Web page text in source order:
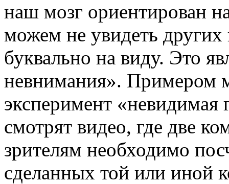
наш мозг ориентирован
можем не увидеть других
буквально на виду. Это
невнимания». Примером
эксперимент «невидимая
смотрят видео, где две
зрителям необходимо
сделанных той или иной